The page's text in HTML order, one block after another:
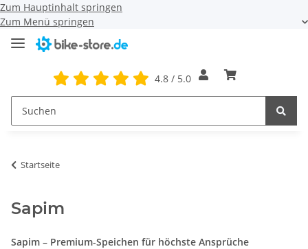
Zum Hauptinhalt springen
Zum Menü springen
4.8 / 5.0
Startseite
Sapim
Sapim – Premium-Speichen für höchste Ansprüche